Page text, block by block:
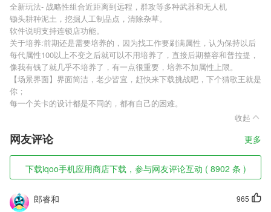
全新玩法- 战略性组合近距离到远程，群攻等多种武器和无人机
锄头耕种泥土，挖掘人工制品点，清除杂草。
软件说明支持连锁店功能。
关于培养:前期还是需要培养的，因为找工作要刷满属性，认为保持以后
每代属性100以上不变之后就可以不用培养了，直接后期整容和普拉提，
像我有钱了就几乎不培养了，有一点很重要，培养不加属性上限。
【场景界面】界面简洁，老少皆宜，赶快来下载挑战吧，下个猜歌王就是
你；
每一个关卡的设计都是不同的，都有自己的困难。
收起
网友评论 更多
下载iqoo手机应用商店下载，参与网友评论互动 ( 8902 条 )
965
郎睿和